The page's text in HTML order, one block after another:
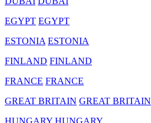
EGYPT EGYPT
ESTONIA ESTONIA
FINLAND FINLAND
FRANCE FRANCE
GREAT BRITAIN GREAT BRITAIN
HUNGARY HUNGARY